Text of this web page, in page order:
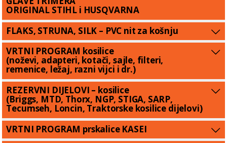
ORIGINAL STIHL i HUSQVARNA
FLAKS, STRUNA, SILK – PVC nit za košnju
VRTNI PROGRAM kosilice
(noževi, adapteri, kotači, sajle, filteri,
remenice, ležaj, razni vijci i dr.)
REZERVNI DIJELOVI – kosilice
(Briggs, MTD, Thorx, NGP, STIGA, SARP,
Tecumseh, Loncin, Traktorske kosilice dijelovi)
VRTNI PROGRAM prskalice KASEI